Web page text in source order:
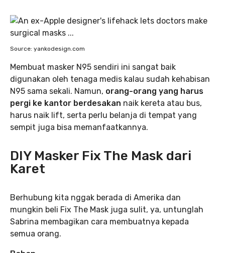
Source: yankodesign.com
Membuat masker N95 sendiri ini sangat baik
digunakan oleh tenaga medis kalau sudah kehabisan
N95 sama sekali. Namun, orang-orang yang harus
pergi ke kantor berdesakan naik kereta atau bus,
harus naik lift, serta perlu belanja di tempat yang
sempit juga bisa memanfaatkannya.
DIY Masker Fix The Mask dari
Karet
Berhubung kita nggak berada di Amerika dan
mungkin beli Fix The Mask juga sulit, ya, untunglah
Sabrina membagikan cara membuatnya kepada
semua orang.